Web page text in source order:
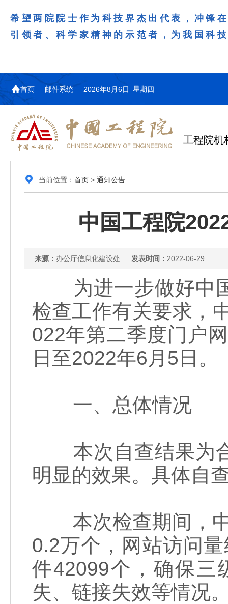
希望两院院士作为科技界杰出代表，冲锋
引领者、科学家精神的示范者，为我国科
首页 邮件系统 2026年8月6日 星期四
工程院机
当前位置： 首页> 通知公告
中国工程院
来源： 办公厅信息化建设处 发表时间： 2022-06-29
为进一步做好中国
检查工作有关要求，
022年第二季度门户
日至2022年6月5日。
一、总体情况
本次自查结果为合
明显的效果。具体自
本次检查期间，中
0.2万个，网站访问
件42099个，确保三
失、链接失效等情况